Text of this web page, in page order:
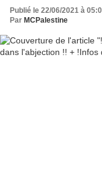
Publié le 22/06/2021 à
Par MCPalestine